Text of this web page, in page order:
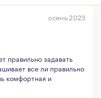
осень 2023
правильно задавать
все ли правильно
комфортная и